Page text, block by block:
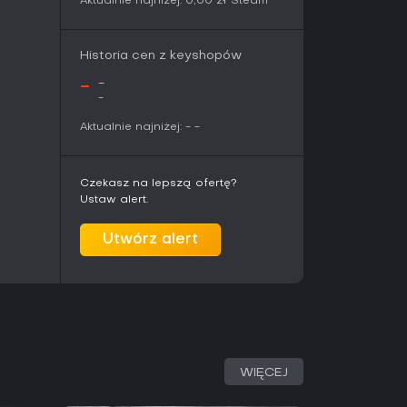
Historia cen z keyshopów
- -
-
Aktualnie najniżej: - -
Czekasz na lepszą ofertę?
Ustaw alert.
Utwórz alert
WIĘCEJ